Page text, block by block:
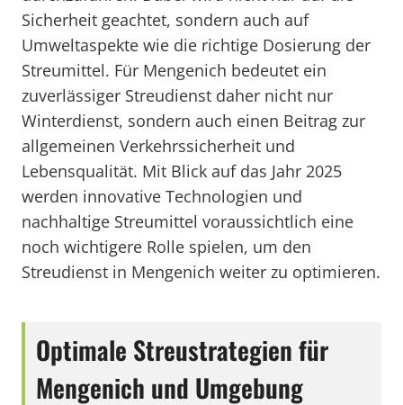
Sicherheit geachtet, sondern auch auf
Umweltaspekte wie die richtige Dosierung der
Streumittel. Für Mengenich bedeutet ein
zuverlässiger Streudienst daher nicht nur
Winterdienst, sondern auch einen Beitrag zur
allgemeinen Verkehrssicherheit und
Lebensqualität. Mit Blick auf das Jahr 2025
werden innovative Technologien und
nachhaltige Streumittel voraussichtlich eine
noch wichtigere Rolle spielen, um den
Streudienst in Mengenich weiter zu optimieren.
Optimale Streustrategien für
Mengenich und Umgebung